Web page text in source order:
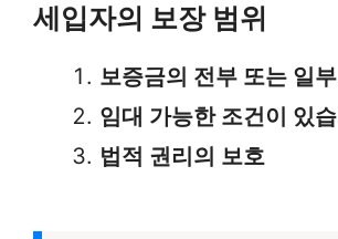
세입자의 보장 범위
보증금의 전부 또는 일
임대 가능한 조건이 있
법적 권리의 보호